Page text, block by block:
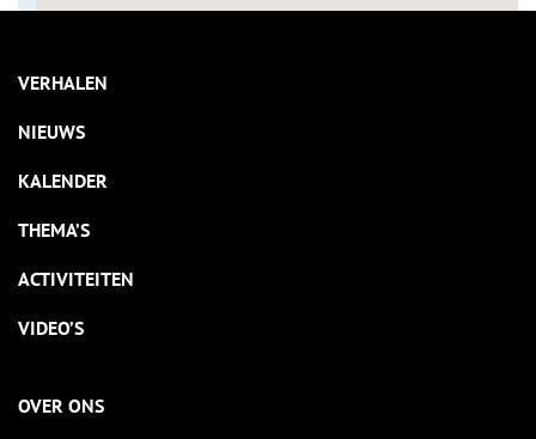
VERHALEN
NIEUWS
KALENDER
THEMA’S
ACTIVITEITEN
VIDEO’S
OVER ONS